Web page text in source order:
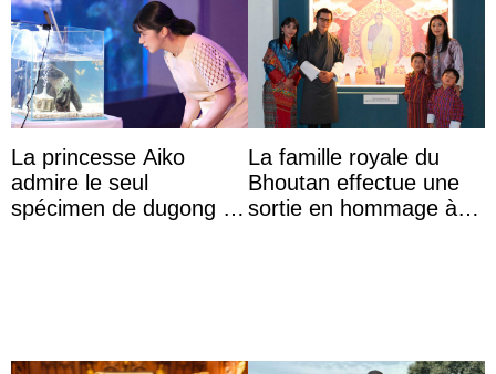
La princesse Aiko
admire le seul
spécimen de dugong en
La famille royale du
Bhoutan effectue une
sortie en hommage à